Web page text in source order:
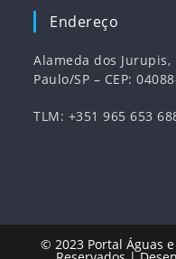
Endereço
Alameda dos Jurupis,
Paulo/SP – CEP:
TLM: +351 965 653
© 2023 Portal Águas